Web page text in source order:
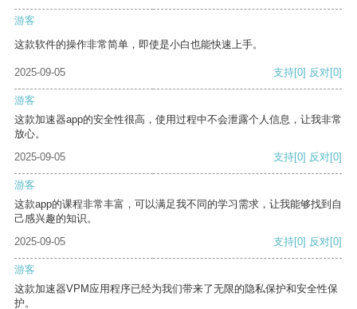
游客
这款软件的操作非常简单，即使是小白也能快速上手。
2025-09-05 支持[0] 反对[0]
游客
这款加速器app的安全性很高，使用过程中不会泄露个人信息，让我非常
放心。
2025-09-05
支持[0] 反对[0]
游客
这款app的课程非常丰富，可以满足我不同的学习需求，让我能够找到自
己感兴趣的知识。
2025-09-05
支持[0] 反对[0]
游客
这款加速器VPM应用程序已经为我们带来了无限的隐私保护和安全性保
护。